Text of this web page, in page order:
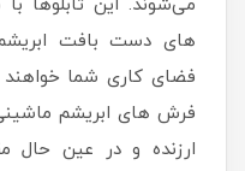
می‌شوند. این تابلوها
های دست بافت
فضای کاری شما خواهند
فرش های ابریشم
ارزنده و در عین حال